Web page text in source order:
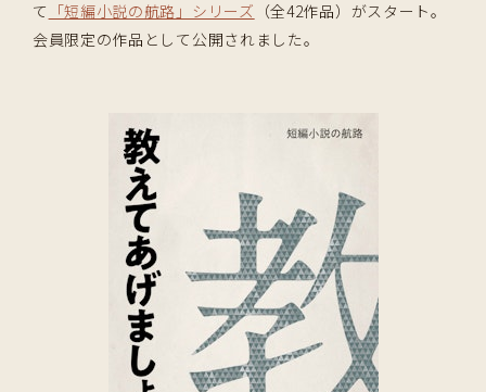
て 「短編小説の航路」シリーズ （全42作品）がスタート。
会員限定の作品として公開されました。